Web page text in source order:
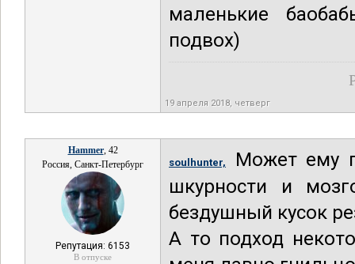
маленькие
подвох)
19 апреля 2018, четверг
Hammer, 42
Россия, Санкт-Петербург
Репутация: 6153
В отпуске
soulhunter,
Может ему
шкурности и
бездушный кусок
А то подход